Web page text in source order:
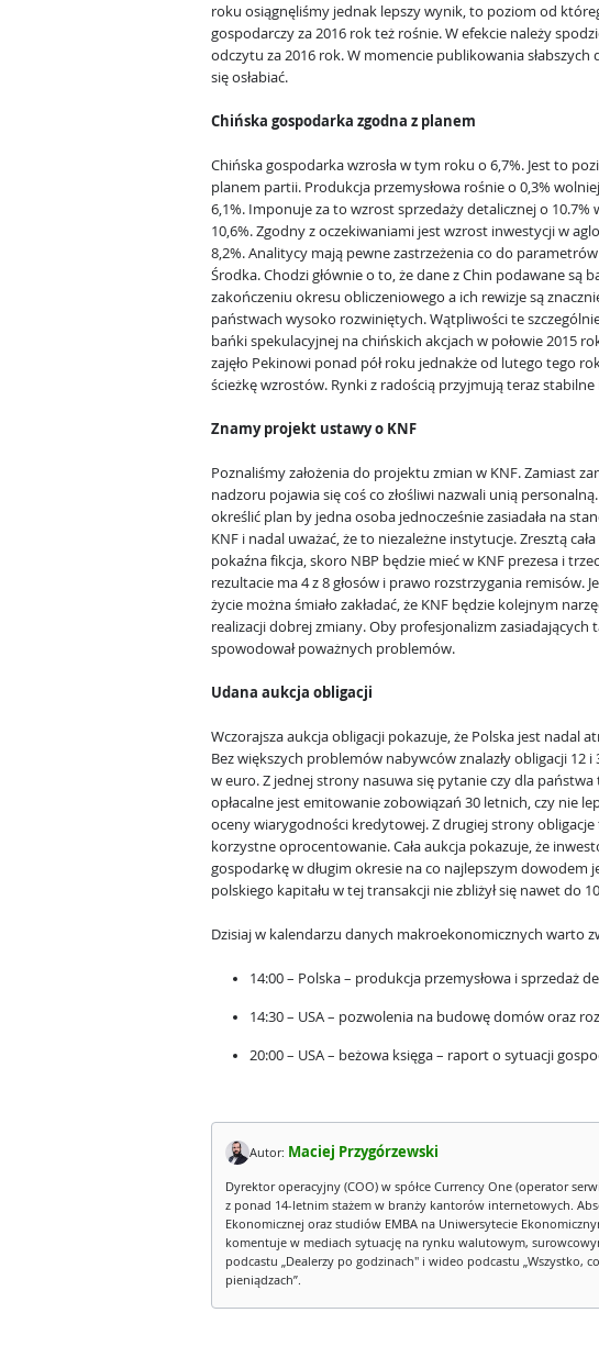
roku osiągnęliśmy jednak lepszy wynik, to poziom od
gospodarczy za 2016 rok też rośnie. W efekcie należy
odczytu za 2016 rok. W momencie publikowania słabszych
się osłabiać.
Chińska gospodarka zgodna z planem
Chińska gospodarka wzrosła w tym roku o 6,7%. Jest to
planem partii. Produkcja przemysłowa rośnie o 0,3%
6,1%. Imponuje za to wzrost sprzedaży detalicznej o 10.7%
10,6%. Zgodny z oczekiwaniami jest wzrost inwestycji w
8,2%. Analitycy mają pewne zastrzeżenia co do
Środka. Chodzi głównie o to, że dane z Chin podawane są
zakończeniu okresu obliczeniowego a ich rewizje są
państwach wysoko rozwiniętych. Wątpliwości te
bańki spekulacyjnej na chińskich akcjach w połowie 2015
zajęło Pekinowi ponad pół roku jednakże od lutego tego
ścieżkę wzrostów. Rynki z radością przyjmują teraz
Znamy projekt ustawy o KNF
Poznaliśmy założenia do projektu zmian w KNF. Zamiast
nadzoru pojawia się coś co złośliwi nazwali unią
określić plan by jedna osoba jednocześnie zasiadała na
KNF i nadal uważać, że to niezależne instytucje. Zresztą
pokaźna fikcja, skoro NBP będzie mieć w KNF prezesa i
rezultacie ma 4 z 8 głosów i prawo rozstrzygania remisów.
życie można śmiało zakładać, że KNF będzie kolejnym
realizacji dobrej zmiany. Oby profesjonalizm zasiadających
spowodował poważnych problemów.
Udana aukcja obligacji
Wczorajsza aukcja obligacji pokazuje, że Polska jest nadal
Bez większych problemów nabywców znalazły obligacji 12
w euro. Z jednej strony nasuwa się pytanie czy dla państwa
opłacalne jest emitowanie zobowiązań 30 letnich, czy nie
oceny wiarygodności kredytowej. Z drugiej strony obligacje
korzystne oprocentowanie. Cała aukcja pokazuje, że
gospodarkę w długim okresie na co najlepszym dowodem
polskiego kapitału w tej transakcji nie zbliżył się nawet do
Dzisiaj w kalendarzu danych makroekonomicznych warto
14:00 – Polska – produkcja przemysłowa i sprzedaż
14:30 – USA – pozwolenia na budowę domów oraz
20:00 – USA – beżowa księga – raport o sytuacji
Autor: Maciej Przygórzewski
Dyrektor operacyjny (COO) w spółce Currency One (operator
z ponad 14-letnim stażem w branży kantorów internetowych.
Ekonomicznej oraz studiów EMBA na Uniwersytecie
komentuje w mediach sytuację na rynku walutowym,
podcastu „Dealerzy po godzinach" i wideo podcastu „Wszystko,
pieniądzach”.